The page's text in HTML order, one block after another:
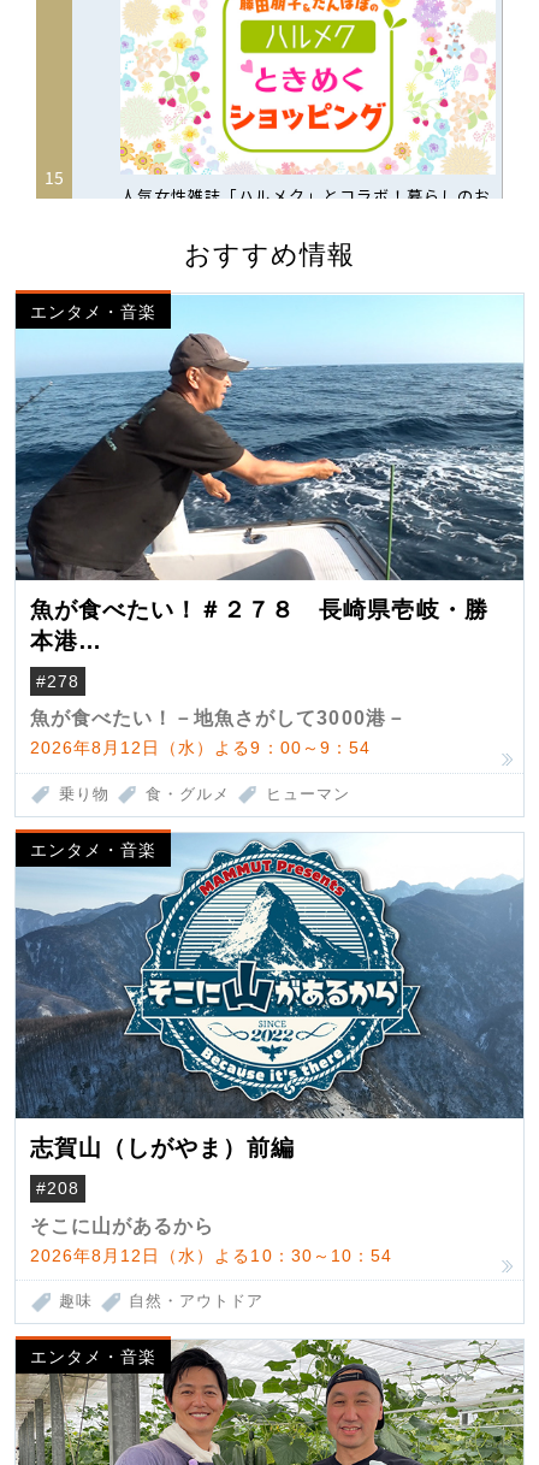
おすすめ情報
エンタメ・音楽
魚が食べたい！＃２７８ 長崎県壱岐・勝
本港
（クロマグロ）
#278
魚が食べたい！－地魚さがして3000港－
2026年8月12日（水）よる9：00～9：54
乗り物 食・グルメ ヒューマン
エンタメ・音楽
志賀山（しがやま）前編
#208
そこに山があるから
2026年8月12日（水）よる10：30～10：54
趣味 自然・アウトドア
エンタメ・音楽